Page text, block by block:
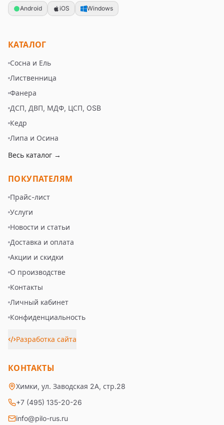
Android iOS Windows
КАТАЛОГ
Сосна и Ель
Лиственница
Фанера
ДСП, ДВП, МДФ, ЦСП, OSB
Кедр
Липа и Осина
Весь каталог →
ПОКУПАТЕЛЯМ
Прайс-лист
Услуги
Новости и статьи
Доставка и оплата
Акции и скидки
О производстве
Контакты
Личный кабинет
Конфиденциальность
Разработка сайта
КОНТАКТЫ
Химки, ул. Заводская 2А, стр.28
+7 (495) 135-20-26
info@pilo-rus.ru